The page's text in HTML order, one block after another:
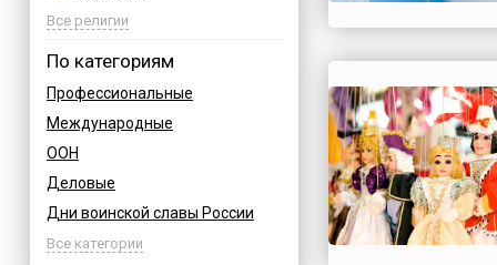
Босния
Бразилия
Великобритания
Венгрия
Вьетнам
Германия
Греция
Буддийские
Все религии
По категориям
Профессиональные
Международные
ООН
Деловые
Дни воинской славы России
Армейские
Все категории